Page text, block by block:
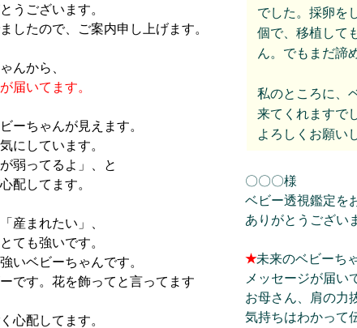
うございます。
したので、ご案内申し上げます。
んから、
届いてます。
ーちゃんが見えます。
にしています。
弱ってるよ」、と
配してます。
産まれたい」、
ても強いです。
いベビーちゃんです。
です。花を飾ってと言ってます
心配してます。
でした。採卵を
個で、移植して
ん。でもまだ諦
私のところに、
来てくれますで
よろしくお願い
〇〇〇様
ベビー透視鑑定を
ありがとうござい
★未来のベビーち
メッセージが届い
お母さん、肩の力
気持ちはわかって